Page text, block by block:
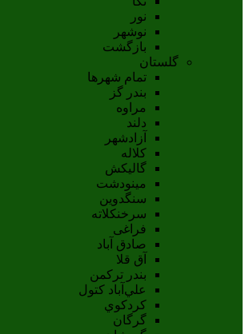
نور
نوشهر
بازگشت
گلستان
تمام شهر‌ها
بندر گز
مراوه
دلند
آزادشهر
کلاله
گالیکش
مینودشت
سنگدوین
سرخنکلاته
فراغی
صادق آباد
آق قلا
بندر ترکمن
علي‌آباد کتول
کردکوي
گرگان